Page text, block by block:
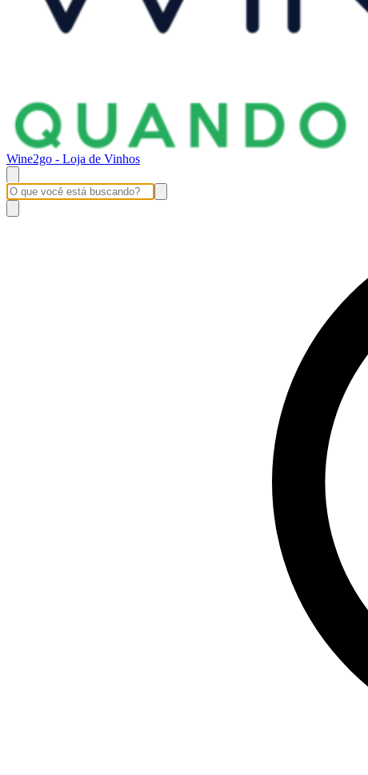
Wine2go - Loja de Vinhos